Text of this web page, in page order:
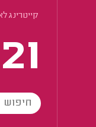
קייטרינג